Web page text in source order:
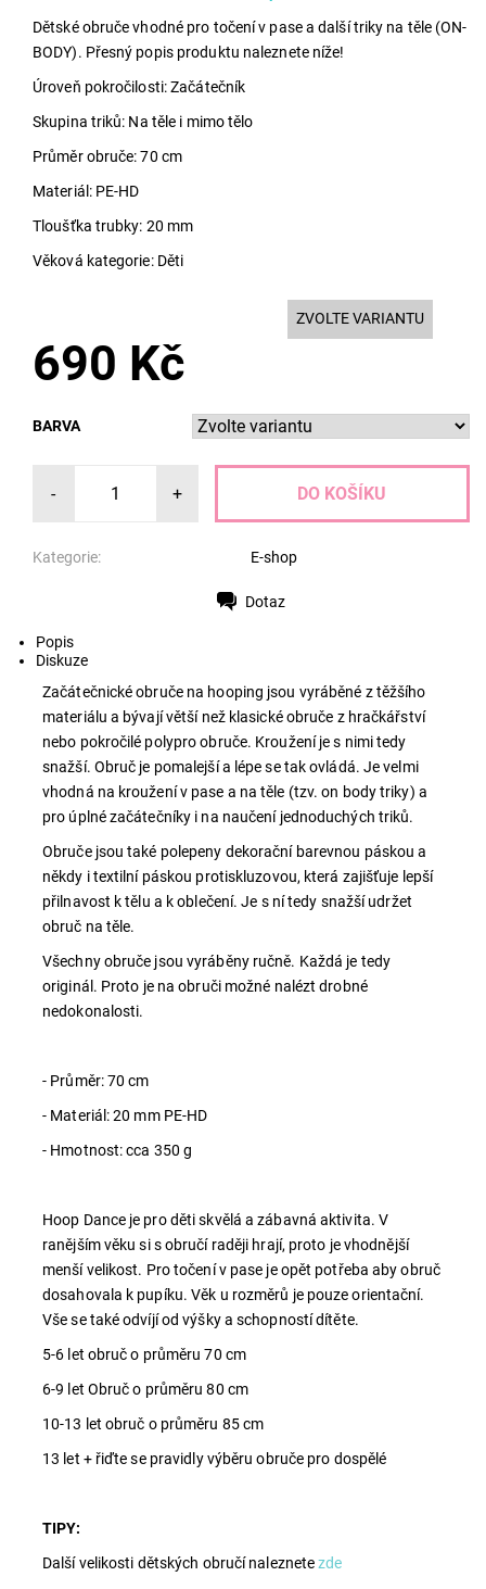
Dětské obruče vhodné pro točení v pase a další triky na těle (ON-
BODY). Přesný popis produktu naleznete níže!
Úroveň pokročilosti: Začátečník
Skupina triků: Na těle i mimo tělo
Průměr obruče: 70 cm
Materiál: PE-HD
Tloušťka trubky: 20 mm
Věková kategorie: Děti
ZVOLTE VARIANTU
690 Kč
BARVA
- +
Kategorie: E-shop
Dotaz
Popis
Diskuze
Začátečnické obruče na hooping jsou vyráběné z těžšího
materiálu a bývají větší než klasické obruče z hračkářství
nebo pokročilé polypro obruče. Kroužení je s nimi tedy
snažší. Obruč je pomalejší a lépe se tak ovládá. Je velmi
vhodná na kroužení v pase a na těle (tzv. on body triky) a
pro úplné začátečníky i na naučení jednoduchých triků.
Obruče jsou také polepeny dekorační barevnou páskou a
někdy i textilní páskou protiskluzovou, která zajišťuje lepší
přilnavost k tělu a k oblečení. Je s ní tedy snažší udržet
obruč na těle.
Všechny obruče jsou vyráběny ručně. Každá je tedy
originál. Proto je na obruči možné nalézt drobné
nedokonalosti.
- Průměr: 70 cm
- Materiál: 20 mm PE-HD
- Hmotnost: cca 350 g
Hoop Dance je pro děti skvělá a zábavná aktivita. V
ranějším věku si s obručí raději hrají, proto je vhodnější
menší velikost. Pro točení v pase je opět potřeba aby obruč
dosahovala k pupíku. Věk u rozměrů je pouze orientační.
Vše se také odvíjí od výšky a schopností dítěte.
5-6 let obruč o průměru 70 cm
6-9 let Obruč o průměru 80 cm
10-13 let obruč o průměru 85 cm
13 let + řiďte se pravidly výběru obruče pro dospělé
TIPY:
Další velikosti dětských obručí naleznetezde